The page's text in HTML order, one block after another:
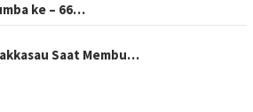
ke – 66…
Saat Membu…